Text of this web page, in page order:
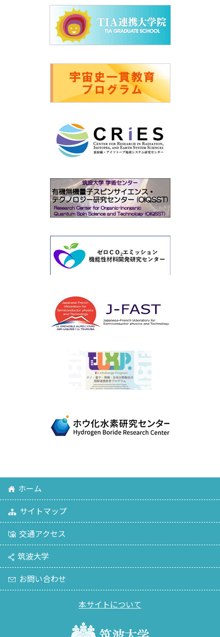
ホーム
サイトマップ
交通アクセス
筑波大学
お問い合わせ
本サイトについて